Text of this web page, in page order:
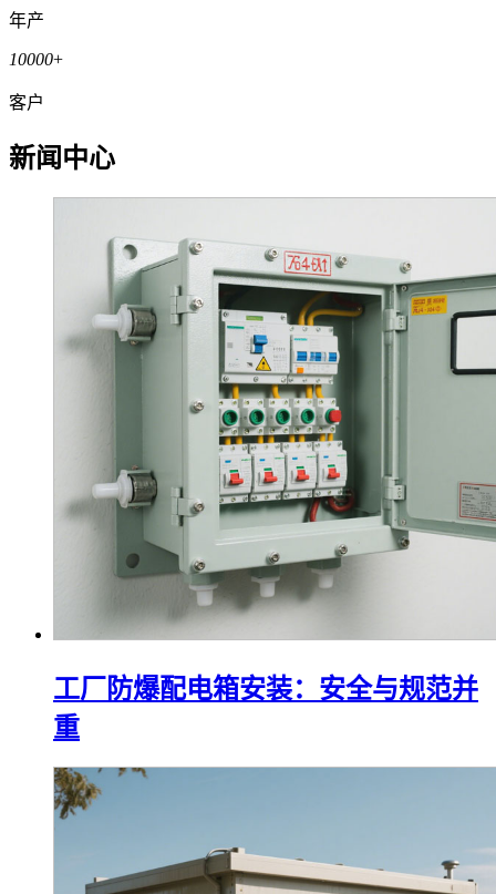
年产
10000+
客户
新闻中心
工厂防爆配电箱安装：安全与规范并
重